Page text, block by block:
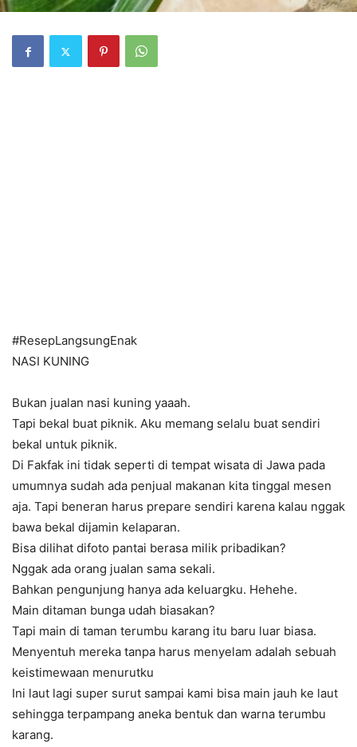
#ResepLangsungEnak
NASI KUNING
Bukan jualan nasi kuning yaaah.
Tapi bekal buat piknik. Aku memang selalu buat sendiri
bekal untuk piknik.
Di Fakfak ini tidak seperti di tempat wisata di Jawa pada
umumnya sudah ada penjual makanan kita tinggal mesen
aja. Tapi beneran harus prepare sendiri karena kalau nggak
bawa bekal dijamin kelaparan.
Bisa dilihat difoto pantai berasa milik pribadikan?
Nggak ada orang jualan sama sekali.
Bahkan pengunjung hanya ada keluargku. Hehehe.
Main ditaman bunga udah biasakan?
Tapi main di taman terumbu karang itu baru luar biasa.
Menyentuh mereka tanpa harus menyelam adalah sebuah
keistimewaan menurutku
Ini laut lagi super surut sampai kami bisa main jauh ke laut
sehingga terpampang aneka bentuk dan warna terumbu
karang.